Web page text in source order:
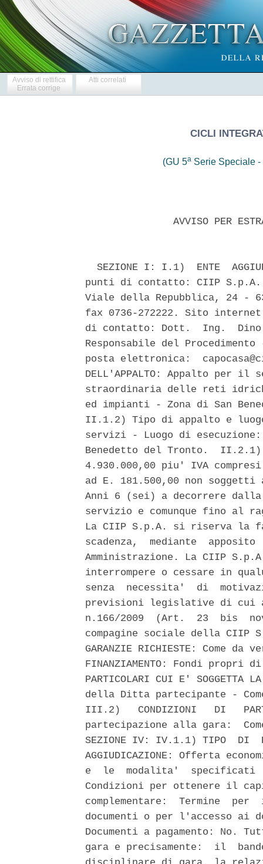
Avviso di rettifica
Errata corrige
Atti correlati
CICLI
(GU 5aSerie Speciale -
AVVISO PER
SEZIONE I: I.1)  ENTE
punti di contatto: CIIP
Viale della Repubblica, 24 -
fax 0736-272222. Sito
di contatto: Dott.  Ing.  Dino
Responsabile del
posta elettronica:
DELL'APPALTO: Appalto per
straordinaria delle reti
ed impianti - Zona di San
II.1.2) Tipo di appalto e
servizi - Luogo di
Benedetto del Tronto.
4.930.000,00 piu' IVA
ad E. 181.500,00 non soggetti
Anni 6 (sei) a decorrere
servizio e comunque fino al
La CIIP S.p.A. si riserva
scadenza,  mediante
Amministrazione. La CIIP
interrompere o cessare in
senza  necessita'  di
previsioni legislative di cui
n.166/2009  (Art.  23  bis
compagine sociale della CIIP
GARANZIE RICHIESTE:
FINANZIAMENTO: Fondi
PARTICOLARI CUI E' SOGGETTA
della Ditta partecipante -
III.2)   CONDIZIONI   DI
partecipazione alla gara:
SEZIONE IV: IV.1.1) TIPO  DI
AGGIUDICAZIONE: Offerta
e  le  modalita'
Condizioni per ottenere il
complementare:  Termine
documenti o per l'accesso ai
Documenti a pagamento:
gara e precisamente:  il